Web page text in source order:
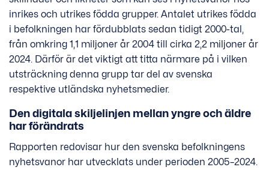
inrikes och utrikes födda grupper. Antalet utrikes födda
i befolkningen har fördubblats sedan tidigt 2000-tal,
från omkring 1,1 miljoner år 2004 till cirka 2,2 miljoner år
2024. Därför är det viktigt att titta närmare på i vilken
utsträckning denna grupp tar del av svenska
respektive utländska nyhetsmedier.
Den digitala skiljelinjen mellan yngre och äldre
har förändrats
Rapporten redovisar hur den svenska befolkningens
nyhetsvanor har utvecklats under perioden 2005–2024.